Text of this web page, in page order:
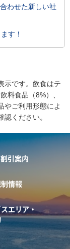
わせた新しい社
す！
示です。飲食はテ
料食品（8%）、
やご利用形態によ
ください。
引案内
情報
エリア・